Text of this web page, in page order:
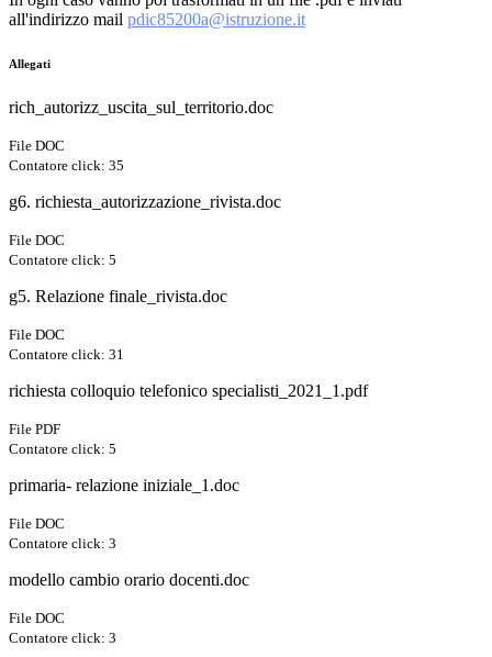
all'indirizzo mail pdic85200a@istruzione.it
Allegati
rich_autorizz_uscita_sul_territorio.doc
File DOC
Contatore click: 35
g6. richiesta_autorizzazione_rivista.doc
File DOC
Contatore click: 5
g5. Relazione finale_rivista.doc
File DOC
Contatore click: 31
richiesta colloquio telefonico specialisti_2021_1.pdf
File PDF
Contatore click: 5
primaria- relazione iniziale_1.doc
File DOC
Contatore click: 3
modello cambio orario docenti.doc
File DOC
Contatore click: 3